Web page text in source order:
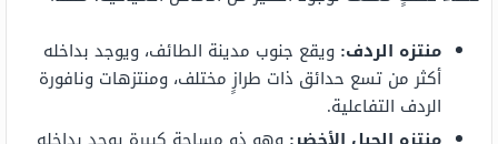
منتزه الردف: ويقع جنوب مدينة الطائف، ويوجد بداخله
أكثر من تسع حدائق ذات طرازٍ مختلف، ومنتزهات ونافورة
الردف التفاعلية.